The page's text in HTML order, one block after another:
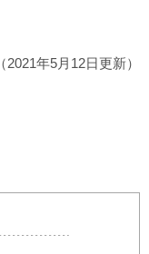
（2021年5月12日更新）